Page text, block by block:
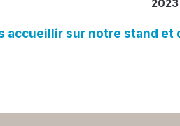
2023
accueillir sur notre stand